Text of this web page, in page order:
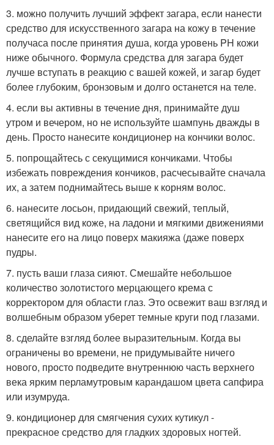
3. можно получить лучший эффект загара, если нанести
средство для искусственного загара на кожу в течение
получаса после принятия душа, когда уровень PH кожи
ниже обычного. Формула средства для загара будет
лучше вступать в реакцию с вашей кожей, и загар будет
более глубоким, бронзовым и долго останется на теле.
4. если вы активны в течение дня, принимайте душ
утром и вечером, но не используйте шампунь дважды в
день. Просто нанесите кондиционер на кончики волос.
5. попрощайтесь с секущимися кончиками. Чтобы
избежать повреждения кончиков, расчесывайте сначала
их, а затем поднимайтесь выше к корням волос.
6. нанесите лосьон, придающий свежий, теплый,
светящийся вид коже, на ладони и мягкими движениями
нанесите его на лицо поверх макияжа (даже поверх
пудры.
7. пусть ваши глаза сияют. Смешайте небольшое
количество золотистого мерцающего крема с
корректором для области глаз. Это освежит ваш взгляд и
волшебным образом уберет темные круги под глазами.
8. сделайте взгляд более выразительным. Когда вы
ограничены во времени, не придумывайте ничего
нового, просто подведите внутреннюю часть верхнего
века ярким перламутровым карандашом цвета сапфира
или изумруда.
9. кондиционер для смягчения сухих кутикул -
прекрасное средство для гладких здоровых ногтей.